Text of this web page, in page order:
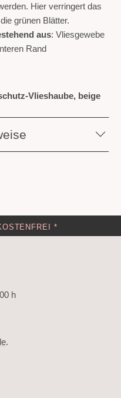
Hier verringert das
grünen Blätter.
aus: Vliesgewebe
Rand
Vlieshaube, beige
*
h
.